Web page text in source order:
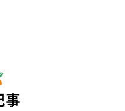
事